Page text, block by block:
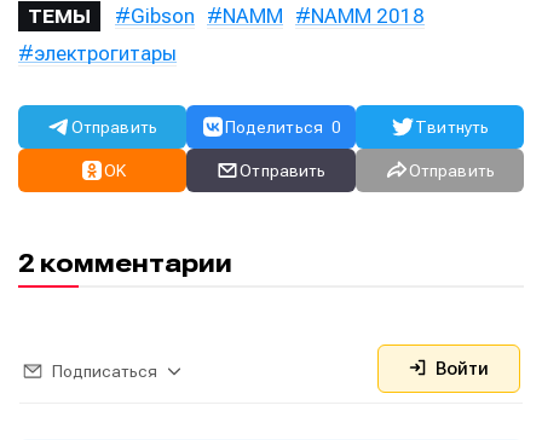
ТЕМЫ Gibson NAMM
NAMM 2018
электрогитары
Отправить Поделиться 0 Твитнуть
OK Отправить Отправить
2 комментарии
Подписаться Войти